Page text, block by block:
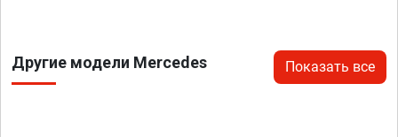
Другие модели Mercedes Показать все